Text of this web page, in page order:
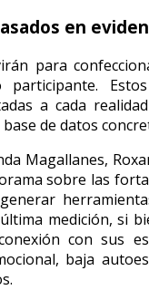
en
para
participante.
a cada
de datos
Magallanes,
sobre las
medición, si
con sus
baja